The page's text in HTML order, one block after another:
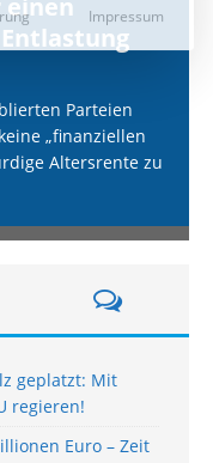
einen
Parteien
„finanziellen
Altersrente zu
geplatzt: Mit
regieren!
Euro – Zeit